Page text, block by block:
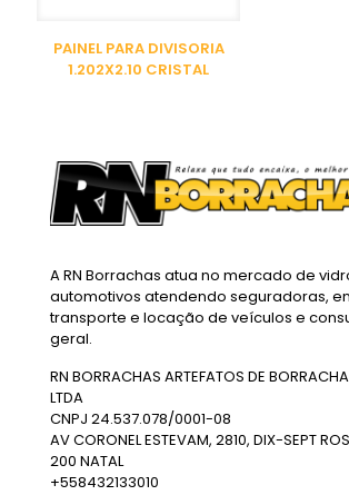
PAINEL PARA DIVISORIA
1.202X2.10 CRISTAL
A RN Borrachas atua no mercado de
automotivos atendendo seguradoras,
transporte e locação de veículos e
geral.
RN BORRACHAS ARTEFATOS DE
LTDA
CNPJ 24.537.078/0001-08
AV CORONEL ESTEVAM, 2810, DIX-SEPT
200 NATAL
+558432133010